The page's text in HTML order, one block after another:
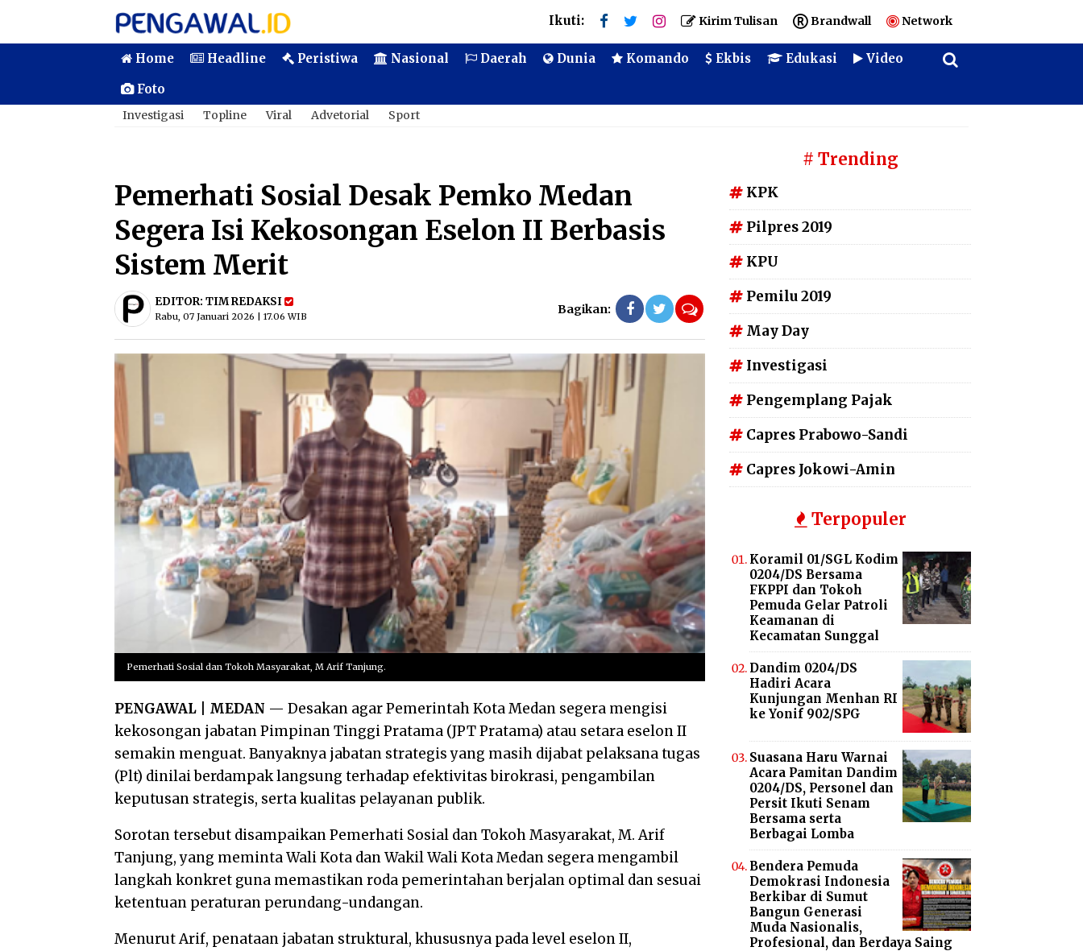
Ikuti: Kirim Tulisan Brandwall Network
Home Headline Peristiwa Nasional Daerah Dunia Komando Ekbis Edukasi
Video
Foto
Investigasi Topline Viral Advetorial Sport
Pemerhati Sosial Desak Pemko Medan
Segera Isi Kekosongan Eselon II Berbasis
Sistem Merit
EDITOR: TIM REDAKSI
Rabu, 07 Januari 2026 | 17.06 WIB Bagikan:
Pemerhati Sosial dan Tokoh Masyarakat, M Arif Tanjung.
PENGAWAL | MEDAN — Desakan agar Pemerintah Kota Medan segera mengisi
kekosongan jabatan Pimpinan Tinggi Pratama (JPT Pratama) atau setara eselon II
semakin menguat. Banyaknya jabatan strategis yang masih dijabat pelaksana tugas
(Plt) dinilai berdampak langsung terhadap efektivitas birokrasi, pengambilan
keputusan strategis, serta kualitas pelayanan publik.
Sorotan tersebut disampaikan Pemerhati Sosial dan Tokoh Masyarakat, M. Arif
Tanjung, yang meminta Wali Kota dan Wakil Wali Kota Medan segera mengambil
langkah konkret guna memastikan roda pemerintahan berjalan optimal dan sesuai
ketentuan peraturan perundang-undangan.
Menurut Arif, penataan jabatan struktural, khususnya pada level eselon II,
# Trending
KPK
Pilpres 2019
KPU
Pemilu 2019
May Day
Investigasi
Pengemplang Pajak
Capres Prabowo-Sandi
Capres Jokowi-Amin
Terpopuler
Koramil 01/SGL Kodim
0204/DS Bersama
FKPPI dan Tokoh
Pemuda Gelar Patroli
Keamanan di
Kecamatan Sunggal
Dandim 0204/DS
Hadiri Acara
Kunjungan Menhan RI
ke Yonif 902/SPG
Suasana Haru Warnai
Acara Pamitan Dandim
0204/DS, Personel dan
Persit Ikuti Senam
Bersama serta
Berbagai Lomba
Bendera Pemuda
Demokrasi Indonesia
Berkibar di Sumut
Bangun Generasi
Muda Nasionalis,
Profesional, dan Berdaya Saing